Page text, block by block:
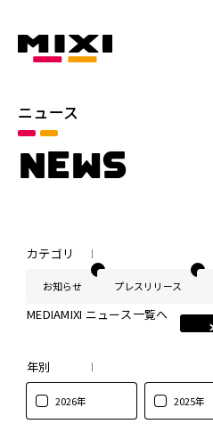
ニュース
NEWS
カテゴリ
お知らせ プレスリリース
MEDIAMIXI ニュース一覧へ
年別
2026年 2025年